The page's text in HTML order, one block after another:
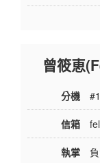
曾筱恵
分機
信箱
執掌